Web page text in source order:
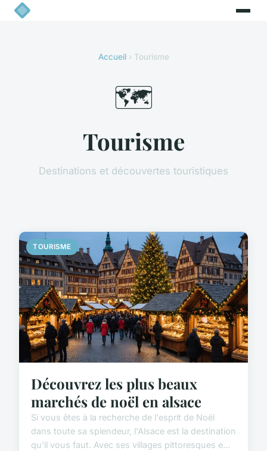
Accueil› Tourisme
🗺️
Tourisme
Destinations et découvertes touristiques
TOURISME
Découvrez les plus beaux
marchés de noël en alsace
Si vous êtes à la recherche de l'esprit de Noël
dans toute sa splendeur, l'Alsace est la destination
qu'il vous faut. Avec ses villages pittoresques e...